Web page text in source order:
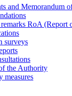
and Memorandum
RoA (Report
surveys
the Authority
measures